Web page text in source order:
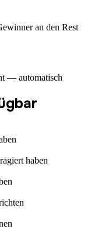
an den Rest
— automatisch
haben